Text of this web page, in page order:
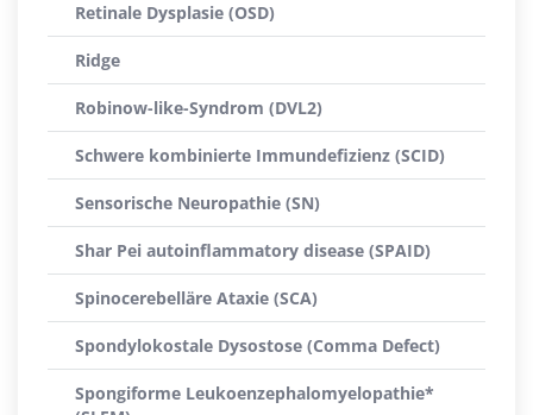
Retinale Dysplasie (OSD)
Ridge
Robinow-like-Syndrom (DVL2)
Schwere kombinierte Immundefizienz (SCID)
Sensorische Neuropathie (SN)
Shar Pei autoinflammatory disease (SPAID)
Spinocerebelläre Ataxie (SCA)
Spondylokostale Dysostose (Comma Defect)
Spongiforme Leukoenzephalomyelopathie*